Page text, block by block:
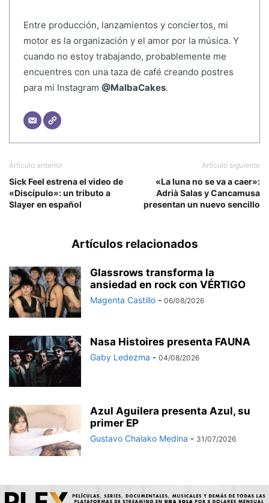
Entre producción, lanzamientos y conciertos, mi
motor es la organización y el amor por la música. Y
cuando no estoy trabajando, probablemente me
encuentres con una taza de café creando postres
para mi Instagram @MalbaCakes.
Artículo anterior
Sick Feel estrena el video de
«Discípulo»: un tributo a
Slayer en español
Artículo siguiente
«La luna no se va a caer»:
Adrià Salas y Cancamusa
presentan un nuevo sencillo
Artículos relacionados
Glassrows transforma la
ansiedad en rock con VÉRTIGO
Magenta Castillo - 06/08/2026
Nasa Histoires presenta FAUNA
Gaby Ledezma - 04/08/2026
Azul Aguilera presenta Azul, su
primer EP
Gustavo Chalako Medina - 31/07/2026